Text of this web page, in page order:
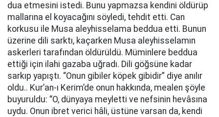
dua etmesini istedi. Bunu yapmazsa kendini öldürüp
mallarına el koyacağını söyledi, tehdit etti. Can
korkusu ile Musa aleyhisselama beddua etti. Bunun
üzerine dili sarktı, kaçarken Musa aleyhisselamın
askerleri tarafından öldürüldü. Müminlere beddua
ettiği için ilahi gazaba uğradı. Dili göğsüne kadar
sarkıp yapıştı. “Onun gibiler köpek gibidir” diye anılır
oldu.. Kur’an-ı Kerim’de onun hakkında, mealen şöyle
buyuruldu: “O, dünyaya meyletti ve nefsinin hevâsına
uydu. Onun ibret verici hâli, üstüne varsan da, kendi